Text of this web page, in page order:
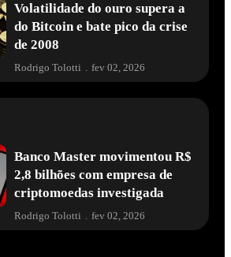
Volatilidade do ouro supera a
do Bitcoin e bate pico da crise
de 2008
Rodrigo Tolotti . fev 02, 2026
Banco Master movimentou R$
2,8 bilhões com empresa de
criptomoedas investigada
Rodrigo Tolotti fev 02, 2026